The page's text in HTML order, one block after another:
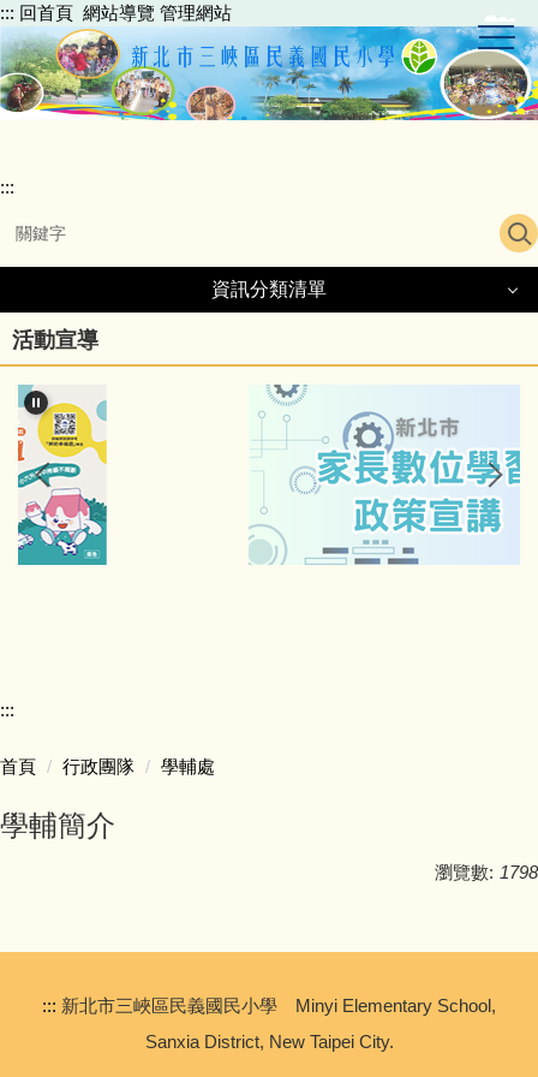
跳
到
主
要
::: 回首頁 網站導覽 管理網站
:::
資訊分類清單
民義簡介
行政團隊
活動宣導
:::
首頁 行政團隊 學輔處
學輔簡介
瀏覽數: 1798
::: 新北市三峽區民義國民小學 Minyi Elementary School,
Sanxia District, New Taipei City.